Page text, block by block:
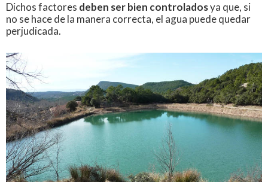
Dichos factores deben ser bien controladosya que, si
no se hace de la manera correcta, el agua puede quedar
perjudicada.